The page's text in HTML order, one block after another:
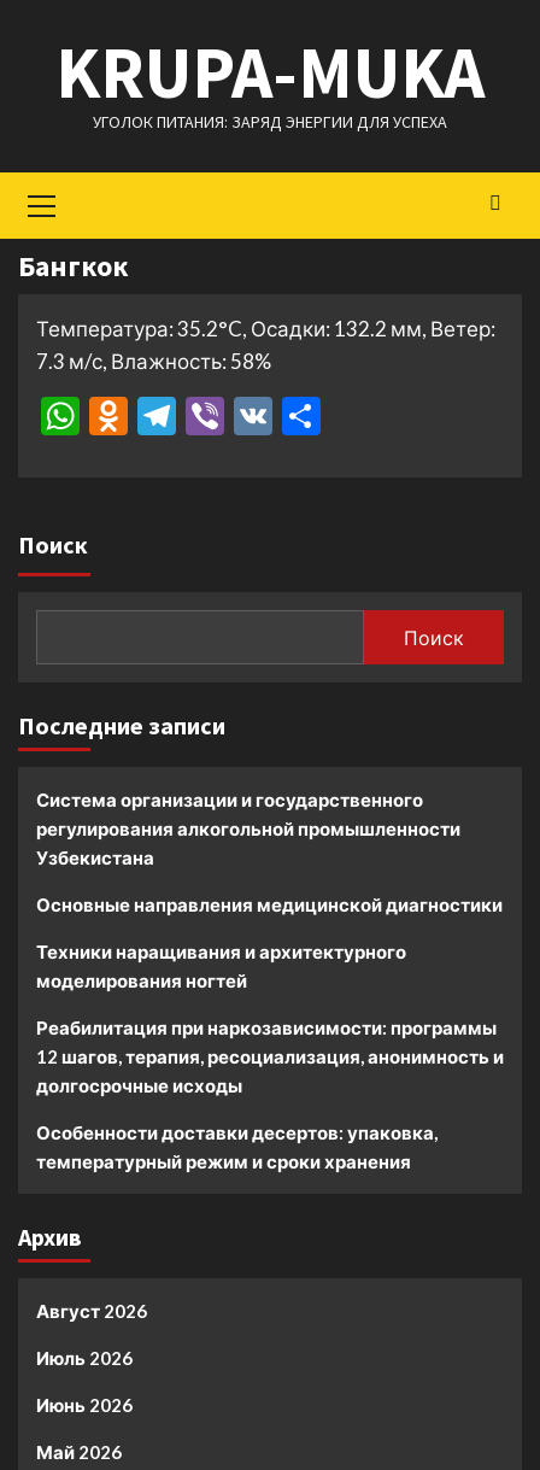
содержимому
KRUPA-MUKA
УГОЛОК ПИТАНИЯ: ЗАРЯД ЭНЕРГИИ ДЛЯ УСПЕХА
меню
Бангкок
Температура: 35.2°C, Осадки: 132.2 мм, Ветер:
7.3 м/с, Влажность: 58%
WhatsApp
Odnoklassniki
Telegram
Viber
VK
Поиск
Поиск
Последние записи
Система организации и государственного
регулирования алкогольной промышленности
Узбекистана
Основные направления медицинской диагностики
Техники наращивания и архитектурного
моделирования ногтей
Реабилитация при наркозависимости: программы
12 шагов, терапия, ресоциализация, анонимность и
долгосрочные исходы
Особенности доставки десертов: упаковка,
температурный режим и сроки хранения
Архив
Август 2026
Июль 2026
Июнь 2026
Май 2026